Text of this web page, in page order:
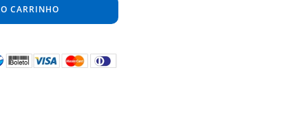
CARRINHO